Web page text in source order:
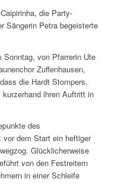
die Party-
Sängerin Petra begeisterte
von Pfarrerin Ute
Zuffenhausen,
die Hardt Stompers,
ihren Auftritt in
des
dem Start ein heftiger
Glücklicherweise
von den Festreitern
in einer Schleife